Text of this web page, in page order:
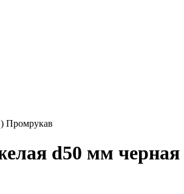
Промрукав
d50 мм